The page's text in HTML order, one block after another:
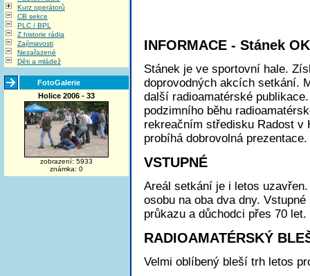
Kurz operátorů
CB sekce
PLC / BPL
Z historie rádia
Zajímavosti
Nezařazené
Děti a mládež
FotoGalerie
Holice 2006 - 33
zobrazení: 5933
známka: 0
INFORMACE - Stánek
Stánek je ve sportovní hale.
doprovodných akcích setkání.
další radioamatérské
podzimního běhu
rekreačním středisku Radost v
probíhá dobrovolná prezentace.
VSTUPNÉ
Areál setkání je i letos
osobu na oba dva dny.
průkazu a důchodci přes 70 let.
RADIOAMATÉRSKÝ
Velmi oblíbený bleší trh letos